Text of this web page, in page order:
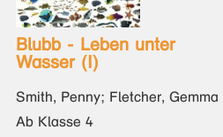
Blubb - Leben unter
Wasser (I)
Smith, Penny; Fletcher, Gemma
Ab Klasse 4